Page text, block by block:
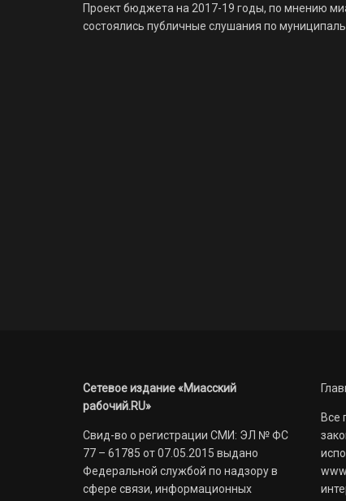
Проект бюджета на 2017-19 годы, по мнению
состоялись публичные слушания по
Сетевое издание «Миасский
рабочий.RU»
Свид-во о регистрации СМИ: ЭЛ № ФС
77 – 61785 от 07.05.2015 выдано
Федеральной службой по надзору в
сфере связи, информационных
Все